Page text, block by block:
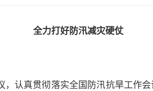
全力打好防汛减灾硬仗
认真贯彻落实全国防汛抗旱工作会